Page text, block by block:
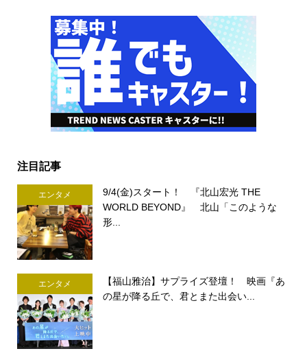
注目記事
エンタメ
9/4(金)スタート！ 『北山宏光 THE
WORLD BEYOND』 北山「このような
形...
エンタメ
【福山雅治】サプライズ登壇！ 映画『あ
の星が降る丘で、君とまた出会い...